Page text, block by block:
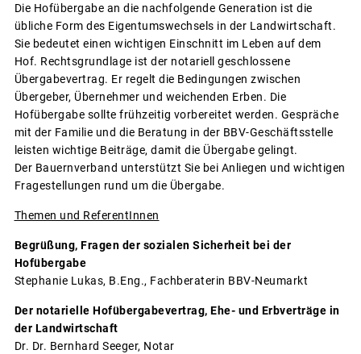
Die Hofübergabe an die nachfolgende Generation ist die
übliche Form des Eigentumswechsels in der Landwirtschaft.
Sie bedeutet einen wichtigen Einschnitt im Leben auf dem
Hof. Rechtsgrundlage ist der notariell geschlossene
Übergabevertrag. Er regelt die Bedingungen zwischen
Übergeber, Übernehmer und weichenden Erben. Die
Hofübergabe sollte frühzeitig vorbereitet werden. Gespräche
mit der Familie und die Beratung in der BBV-Geschäftsstelle
leisten wichtige Beiträge, damit die Übergabe gelingt.
Der Bauernverband unterstützt Sie bei Anliegen und wichtigen
Fragestellungen rund um die Übergabe.
Themen und ReferentInnen
Begrüßung, Fragen der sozialen Sicherheit bei der
Hofübergabe
Stephanie Lukas, B.Eng., Fachberaterin BBV-Neumarkt
Der notarielle Hofübergabevertrag, Ehe- und Erbverträge in
der Landwirtschaft
Dr. Dr. Bernhard Seeger, Notar